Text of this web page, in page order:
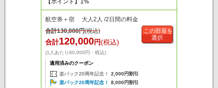
航空券＋宿 大人2人 /2日間の料金
合計130,000円(税込)
合計120,000円(税込)
(1人あたり60,000円・税込)
適用済みのクーポン
楽パック20周年記念！
2,000円割引
楽パック20周年記念！
8,000円割引
この部屋を
選択